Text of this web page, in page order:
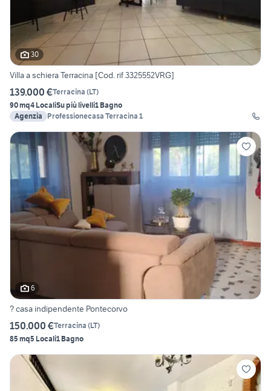
30
Villa a schiera Terracina [Cod. rif 3325552VRG]
139.000 €Terracina (LT)
90 mq4 LocaliSu più livelli1 Bagno
Agenzia
Professionecasa Terracina 1
6
? casa indipendente Pontecorvo
150.000 €Terracina (LT)
85 mq5 Locali1 Bagno